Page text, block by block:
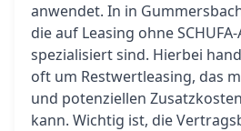
anwendet. In in
die auf Leasing ohne
spezialisiert sind. Hierbei
oft um Restwertleasing, das
und potenziellen
kann. Wichtig ist, die